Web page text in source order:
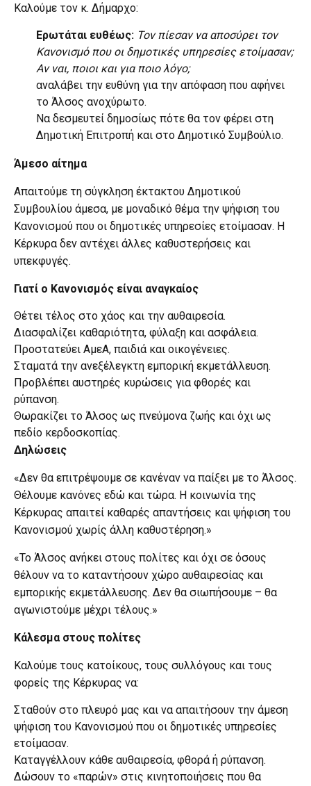
Καλούμε τον κ. Δήμαρχο:
Ερωτάται ευθέως: Τον πίεσαν να αποσύρει τον
Κανονισμό που οι δημοτικές υπηρεσίες ετοίμασαν;
Αν ναι, ποιοι και για ποιο λόγο;
αναλάβει την ευθύνη για την απόφαση που αφήνει
το Άλσος ανοχύρωτο.
Να δεσμευτεί δημοσίως πότε θα τον φέρει στη
Δημοτική Επιτροπή και στο Δημοτικό Συμβούλιο.
Άμεσο αίτημα
Απαιτούμε τη σύγκληση έκτακτου Δημοτικού
Συμβουλίου άμεσα, με μοναδικό θέμα την ψήφιση του
Κανονισμού που οι δημοτικές υπηρεσίες ετοίμασαν. Η
Κέρκυρα δεν αντέχει άλλες καθυστερήσεις και
υπεκφυγές.
Γιατί ο Κανονισμός είναι αναγκαίος
Θέτει τέλος στο χάος και την αυθαιρεσία.
Διασφαλίζει καθαριότητα, φύλαξη και ασφάλεια.
Προστατεύει ΑμεΑ, παιδιά και οικογένειες.
Σταματά την ανεξέλεγκτη εμπορική εκμετάλλευση.
Προβλέπει αυστηρές κυρώσεις για φθορές και
ρύπανση.
Θωρακίζει το Άλσος ως πνεύμονα ζωής και όχι ως
πεδίο κερδοσκοπίας.
Δηλώσεις
«Δεν θα επιτρέψουμε σε κανέναν να παίξει με το Άλσος.
Θέλουμε κανόνες εδώ και τώρα. Η κοινωνία της
Κέρκυρας απαιτεί καθαρές απαντήσεις και ψήφιση του
Κανονισμού χωρίς άλλη καθυστέρηση.»
«Το Άλσος ανήκει στους πολίτες και όχι σε όσους
θέλουν να το καταντήσουν χώρο αυθαιρεσίας και
εμπορικής εκμετάλλευσης. Δεν θα σιωπήσουμε – θα
αγωνιστούμε μέχρι τέλους.»
Κάλεσμα στους πολίτες
Καλούμε τους κατοίκους, τους συλλόγους και τους
φορείς της Κέρκυρας να:
Σταθούν στο πλευρό μας και να απαιτήσουν την άμεση
ψήφιση του Κανονισμού που οι δημοτικές υπηρεσίες
ετοίμασαν.
Καταγγέλλουν κάθε αυθαιρεσία, φθορά ή ρύπανση.
Δώσουν το «παρών» στις κινητοποιήσεις που θα